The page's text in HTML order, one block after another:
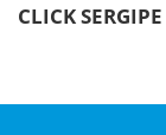
CLICK SERGIPE